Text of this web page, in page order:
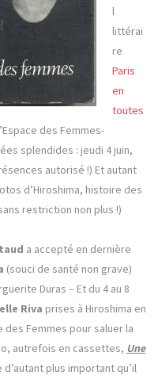
l
littérai
re
Paris
en
toutes
des Femmes-
splendides : jeudi 4 juin,
autorisé !) Et autant
d’Hiroshima, histoire des
restriction non plus !)
a accepté en dernière
(souci de santé non grave)
Duras – Et du 4 au 8
Riva prises à Hiroshima en
des Femmes pour saluer la
autrefois en cassettes, Une
plus important qu’il